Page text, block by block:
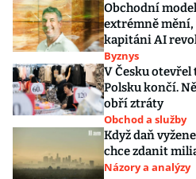
Obchodní
extrémně
kapitáni AI
Byznys
V Česku
Polsku končí.
obří ztráty
Obchod a služby
Když daň
chce zdanit
Názory a analýzy